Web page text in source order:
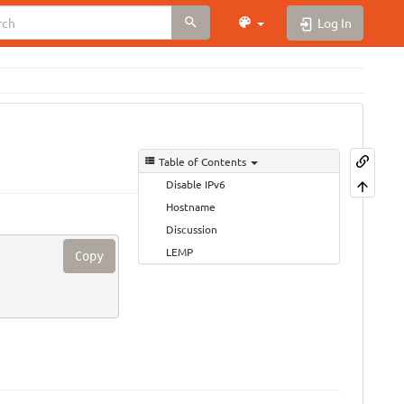
Log In
Table of Contents
Disable IPv6
Hostname
Discussion
LEMP
Copy